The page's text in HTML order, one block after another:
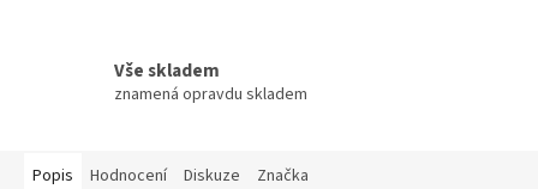
Vše skladem
znamená opravdu skladem
Popis Hodnocení Diskuze Značka